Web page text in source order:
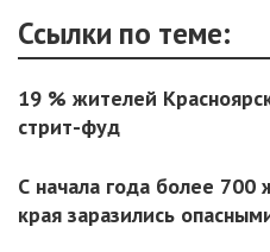
Ссылки по теме:
19 % жителей
стрит-фуд
С начала года более 700
края заразились